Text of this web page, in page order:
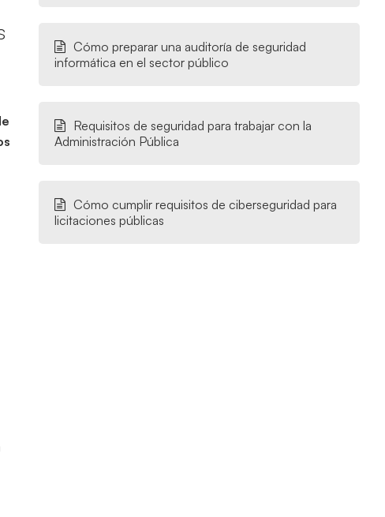
Cómo preparar una auditoría de seguridad
informática en el sector público
Requisitos de seguridad para trabajar con la
Administración Pública
Cómo cumplir requisitos de ciberseguridad para
licitaciones públicas